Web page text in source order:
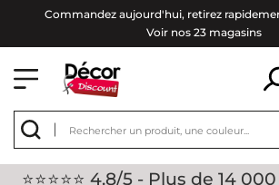
Commandez aujourd'hui, retirez
Voir nos 23 magasins
⭐⭐⭐⭐⭐ 4.8/5 - Plus de 14